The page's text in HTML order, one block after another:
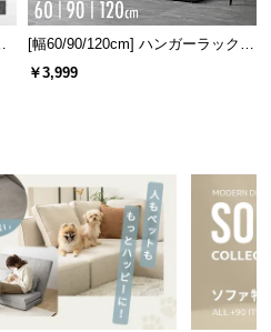
[幅60/90/120cm] ハンガーラック
スチール 4段階高さ調節 サイドフ
￥3,999